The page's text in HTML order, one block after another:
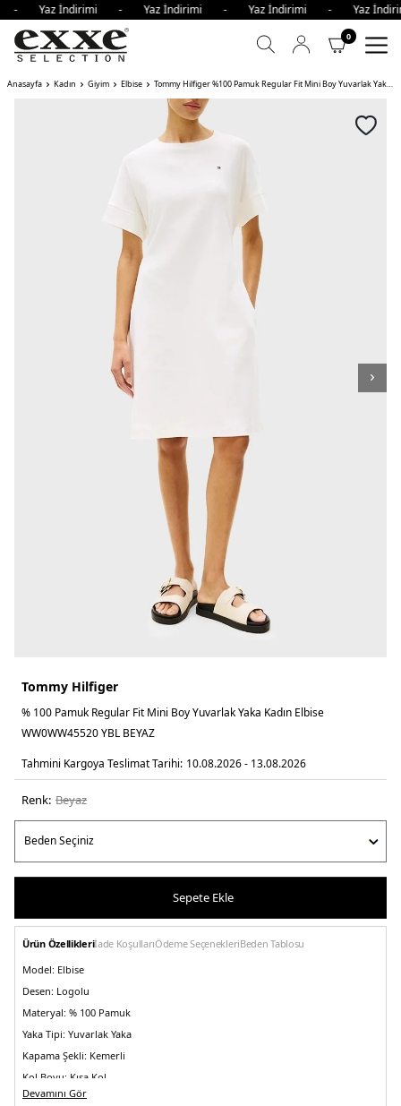
- Yaz İndirimi - Yaz İndirimi - Yaz İndirimi - Yaz
0
Anasayfa Kadın Giyim Elbise Tommy Hilfiger %100 Pamuk Regular Fit Mini Boy Yuvarlak Yaka Kadın Elbise YBL
Tommy Hilfiger
% 100 Pamuk Regular Fit Mini Boy Yuvarlak Yaka Kadın Elbise
WW0WW45520 YBL BEYAZ
Tahmini Kargoya Teslimat Tarihi: 10.08.2026 - 13.08.2026
Renk: beyaz
Sepete Ekle
Ürün Özellikleriİade KoşullarıÖdeme SeçenekleriBeden Tablosu
Model: Elbise
Desen: Logolu
Materyal: % 100 Pamuk
Yaka Tipi: Yuvarlak Yaka
Kapama Şekli: Kemerli
Kol Boyu: Kısa Kol
Cep:Cepli
Devamını Gör